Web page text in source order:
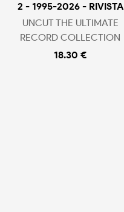
2 - 1995-2026 - RIVISTA
UNCUT THE ULTIMATE
RECORD COLLECTION
18.30 €